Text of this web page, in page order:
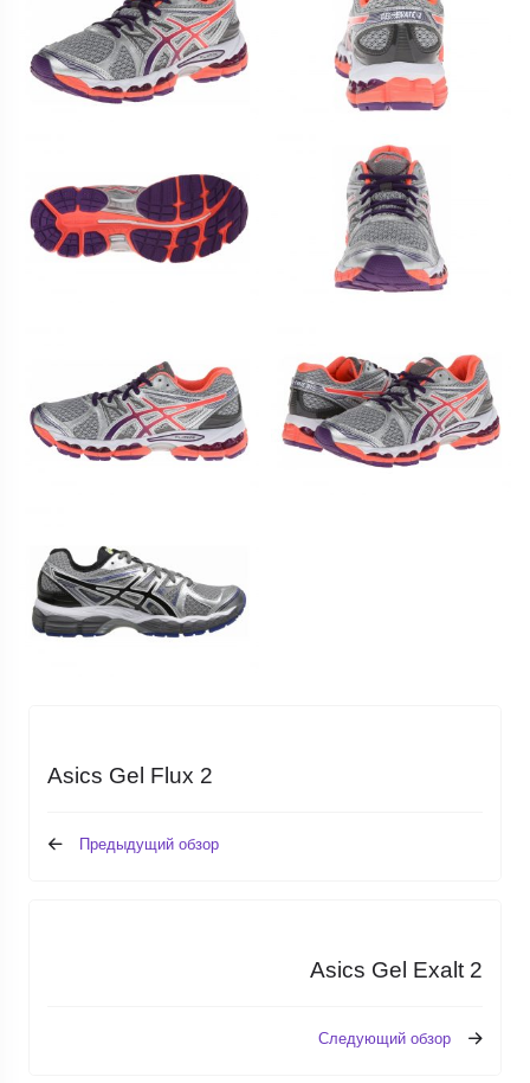
Asics Gel Flux 2
Предыдущий обзор
Asics Gel Exalt 2
Следующий обзор